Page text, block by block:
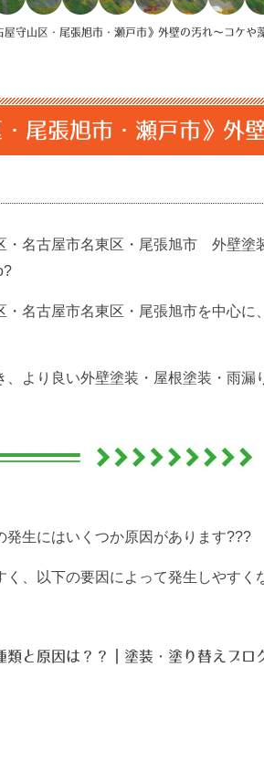
屋守山区・尾張旭市・瀬戸市》外壁の汚れ～コケや
・尾張旭市・瀬戸市》外
・名古屋市名東区・尾張旭市 外壁塗
名古屋市名東区・尾張旭市を中心
、より良い外壁塗装・屋根塗装・雨
生にはいくつか原因があります???
、以下の要因によって発生しやすく